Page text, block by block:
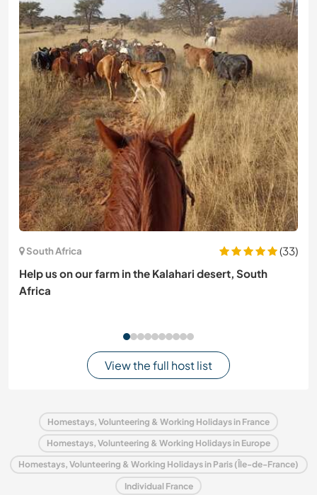
South Africa
(33)
Help us on our farm in the Kalahari desert, South
Africa
View the full host list
Homestays, Volunteering & Working Holidays in France
Homestays, Volunteering & Working Holidays in Europe
Homestays, Volunteering & Working Holidays in Paris (Île-de-France)
Individual France